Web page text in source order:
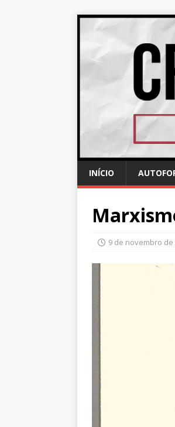
INÍCIO
9 de novembro de